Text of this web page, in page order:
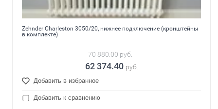
Zehnder Charleston 3050/20, нижнее подключение (кронштейны
в комплекте)
70 880.00руб.
62 374.40 руб.
Добавить в избранное
Добавить к сравнению